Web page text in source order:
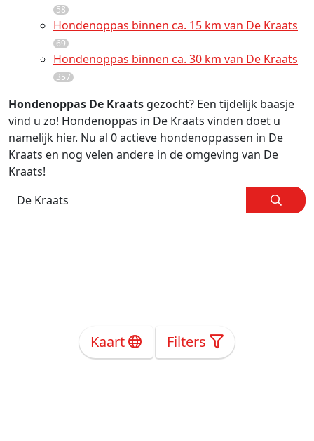
58
Hondenoppas binnen ca. 15 km van De Kraats
69
Hondenoppas binnen ca. 30 km van De Kraats
357
Hondenoppas De Kraats gezocht? Een tijdelijk baasje
vind u zo! Hondenoppas in De Kraats vinden doet u
namelijk hier. Nu al 0 actieve hondenoppassen in De
Kraats en nog velen andere in de omgeving van De
Kraats!
Kaart Filters